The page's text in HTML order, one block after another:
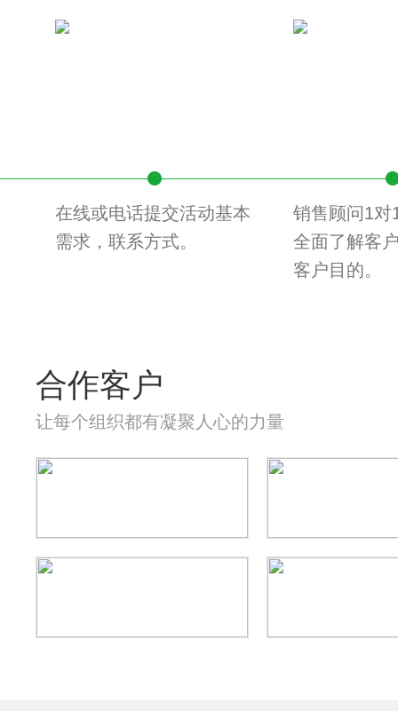
在线或电话提交活动基本
需求，联系方式。
销售顾问1对
全面了解客
客户目的。
合作客户
让每个组织都有凝聚人心的力量